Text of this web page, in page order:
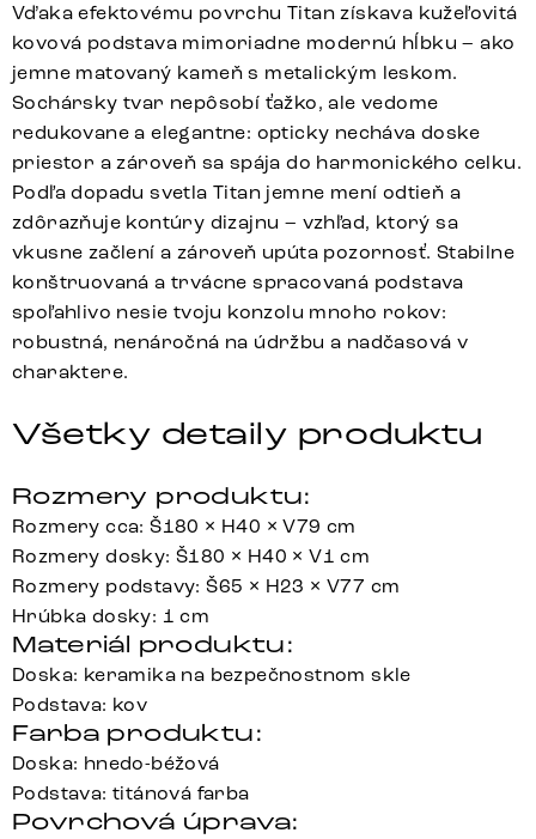
Vďaka efektovému povrchu Titan získava kužeľovitá
kovová podstava mimoriadne modernú hĺbku – ako
jemne matovaný kameň s metalickým leskom.
Sochársky tvar nepôsobí ťažko, ale vedome
redukovane a elegantne: opticky necháva doske
priestor a zároveň sa spája do harmonického celku.
Podľa dopadu svetla Titan jemne mení odtieň a
zdôrazňuje kontúry dizajnu – vzhľad, ktorý sa
vkusne začlení a zároveň upúta pozornosť. Stabilne
konštruovaná a trvácne spracovaná podstava
spoľahlivo nesie tvoju konzolu mnoho rokov:
robustná, nenáročná na údržbu a nadčasová v
charaktere.
Všetky detaily produktu
Rozmery produktu:
Rozmery cca: Š180 × H40 × V79 cm
Rozmery dosky: Š180 × H40 × V1 cm
Rozmery podstavy: Š65 × H23 × V77 cm
Hrúbka dosky: 1 cm
Materiál produktu:
Doska: keramika na bezpečnostnom skle
Podstava: kov
Farba produktu:
Doska: hnedo-béžová
Podstava: titánová farba
Povrchová úprava: